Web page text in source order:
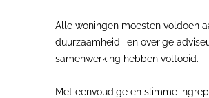
Alle woningen moesten voldoen
duurzaamheid- en overige
samenwerking hebben voltooid.
Met eenvoudige en slimme